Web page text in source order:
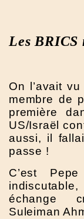
Les BRICS
On l’avait
membre de
première
US/Israël
aussi, il
passe !
C’est
échange
Suleiman